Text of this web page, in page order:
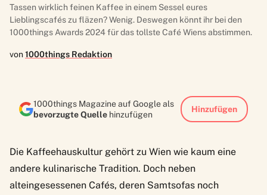
Tassen wirklich feinen Kaffee in einem Sessel eures
Lieblingscafés zu fläzen? Wenig. Deswegen könnt ihr bei den
1000things Awards 2024 für das tollste Café Wiens abstimmen.
von1000things Redaktion
1000things Magazine auf Google als
bevorzugte Quelle hinzufügen
Hinzufügen
Die Kaffeehauskultur gehört zu Wien wie kaum eine
andere kulinarische Tradition. Doch neben
alteingesessenen Cafés, deren Samtsofas noch